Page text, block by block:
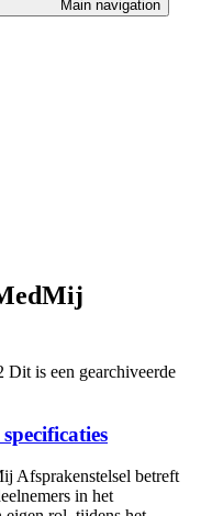
Main navigation
Dit is een gearchiveerde
Afsprakenstelsel betreft
in het